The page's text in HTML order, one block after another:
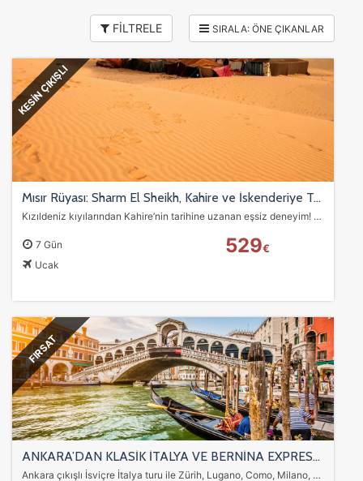
FİLTRELE
KESİN ÇIKIŞLI
Mısır Rüyası: Sharm El Sheikh, Kahire ve İskenderiye Turu 6 Gece
Kızıldeniz kıyılarından Kahire’nin tarihine uzanan eşsiz deneyim! ATV safari, tekne turları ve İskenderiye gezisi ile dolu dolu tatil.
7 Gün
Ucak
529€
FIRSAT
ANKARA’DAN KLASİK İTALYA VE BERNİNA EXPRESS iLE İSVİÇRE TURU SunExpress Havayolları ile 7 gece
Ankara çıkışlı İsviçre İtalya turu ile Zürih, Lugano, Como, Milano, Verona, Venedik, Floransa, Roma, Pisa ve Bernina Express tren deneyimi bir arada. UNESCO rotaları,…